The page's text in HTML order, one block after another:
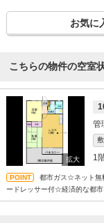
お気に
こちらの物件の空室
敷
1
都市ガス☆ネット無
ードレッサー付☆経済的な都市